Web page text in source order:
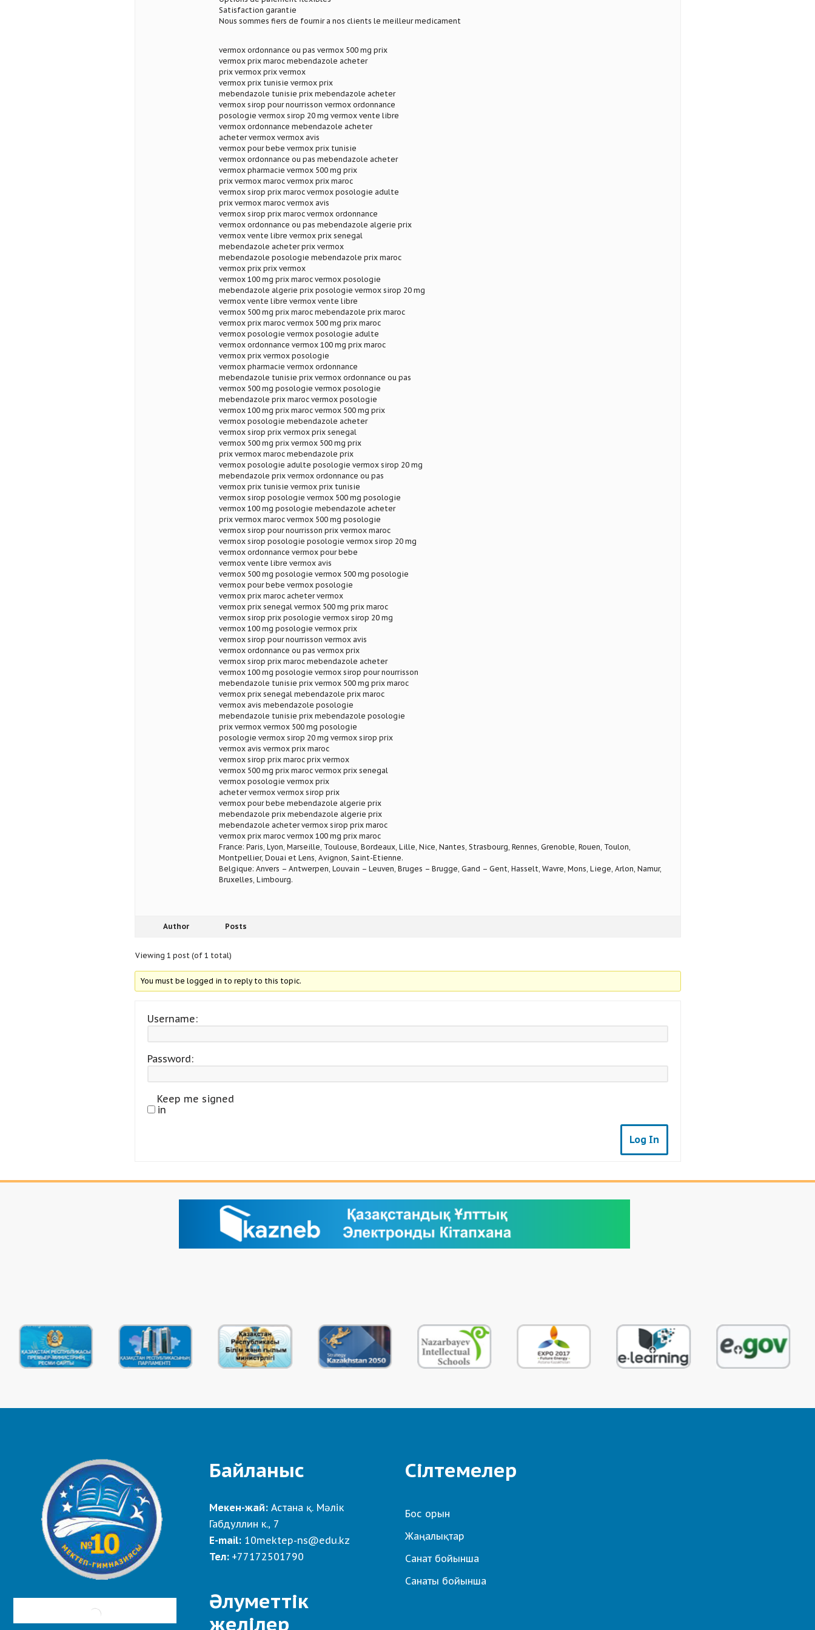
Satisfaction garantie
Nous sommes fiers de fournir a nos clients le meilleur medicament
vermox ordonnance ou pas vermox 500 mg prix
vermox prix maroc mebendazole acheter
prix vermox prix vermox
vermox prix tunisie vermox prix
mebendazole tunisie prix mebendazole acheter
vermox sirop pour nourrisson vermox ordonnance
posologie vermox sirop 20 mg vermox vente libre
vermox ordonnance mebendazole acheter
acheter vermox vermox avis
vermox pour bebe vermox prix tunisie
vermox ordonnance ou pas mebendazole acheter
vermox pharmacie vermox 500 mg prix
prix vermox maroc vermox prix maroc
vermox sirop prix maroc vermox posologie adulte
prix vermox maroc vermox avis
vermox sirop prix maroc vermox ordonnance
vermox ordonnance ou pas mebendazole algerie prix
vermox vente libre vermox prix senegal
mebendazole acheter prix vermox
mebendazole posologie mebendazole prix maroc
vermox prix prix vermox
vermox 100 mg prix maroc vermox posologie
mebendazole algerie prix posologie vermox sirop 20 mg
vermox vente libre vermox vente libre
vermox 500 mg prix maroc mebendazole prix maroc
vermox prix maroc vermox 500 mg prix maroc
vermox posologie vermox posologie adulte
vermox ordonnance vermox 100 mg prix maroc
vermox prix vermox posologie
vermox pharmacie vermox ordonnance
mebendazole tunisie prix vermox ordonnance ou pas
vermox 500 mg posologie vermox posologie
mebendazole prix maroc vermox posologie
vermox 100 mg prix maroc vermox 500 mg prix
vermox posologie mebendazole acheter
vermox sirop prix vermox prix senegal
vermox 500 mg prix vermox 500 mg prix
prix vermox maroc mebendazole prix
vermox posologie adulte posologie vermox sirop 20 mg
mebendazole prix vermox ordonnance ou pas
vermox prix tunisie vermox prix tunisie
vermox sirop posologie vermox 500 mg posologie
vermox 100 mg posologie mebendazole acheter
prix vermox maroc vermox 500 mg posologie
vermox sirop pour nourrisson prix vermox maroc
vermox sirop posologie posologie vermox sirop 20 mg
vermox ordonnance vermox pour bebe
vermox vente libre vermox avis
vermox 500 mg posologie vermox 500 mg posologie
vermox pour bebe vermox posologie
vermox prix maroc acheter vermox
vermox prix senegal vermox 500 mg prix maroc
vermox sirop prix posologie vermox sirop 20 mg
vermox 100 mg posologie vermox prix
vermox sirop pour nourrisson vermox avis
vermox ordonnance ou pas vermox prix
vermox sirop prix maroc mebendazole acheter
vermox 100 mg posologie vermox sirop pour nourrisson
mebendazole tunisie prix vermox 500 mg prix maroc
vermox prix senegal mebendazole prix maroc
vermox avis mebendazole posologie
mebendazole tunisie prix mebendazole posologie
prix vermox vermox 500 mg posologie
posologie vermox sirop 20 mg vermox sirop prix
vermox avis vermox prix maroc
vermox sirop prix maroc prix vermox
vermox 500 mg prix maroc vermox prix senegal
vermox posologie vermox prix
acheter vermox vermox sirop prix
vermox pour bebe mebendazole algerie prix
mebendazole prix mebendazole algerie prix
mebendazole acheter vermox sirop prix maroc
vermox prix maroc vermox 100 mg prix maroc
France: Paris, Lyon, Marseille, Toulouse, Bordeaux, Lille, Nice, Nantes, Strasbourg, Rennes, Grenoble, Rouen, Toulon,
Montpellier, Douai et Lens, Avignon, Saint-Etienne.
Belgique: Anvers – Antwerpen, Louvain – Leuven, Bruges – Brugge, Gand – Gent, Hasselt, Wavre, Mons, Liege, Arlon, Namur,
Bruxelles, Limbourg.
Author Posts
Viewing 1 post (of 1 total)
You must be logged in to reply to this topic.
Username:
Password:
Keep me signed
in
Log In
Байланыс
Мекен-жай: Астана қ. Мәлік
Габдуллин к., 7
E-mail: 10mektep-ns@edu.kz
Тел: +77172501790
Әлуметтік
желілер
Сілтемелер
Бос орын
Жаңалықтар
Санат бойынша
Санаты бойынша